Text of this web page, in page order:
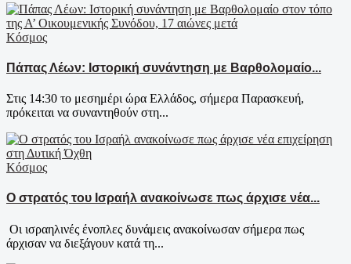
Κόσμος
Πάπας Λέων: Ιστορική συνάντηση με Βαρθολομαίο...
Στις 14:30 το μεσημέρι ώρα Ελλάδος, σήμερα Παρασκευή,
πρόκειται να συναντηθούν στη...
Κόσμος
Ο στρατός του Ισραήλ ανακοίνωσε πως άρχισε νέα...
Οι ισραηλινές ένοπλες δυνάμεις ανακοίνωσαν σήμερα πως
άρχισαν να διεξάγουν κατά τη...